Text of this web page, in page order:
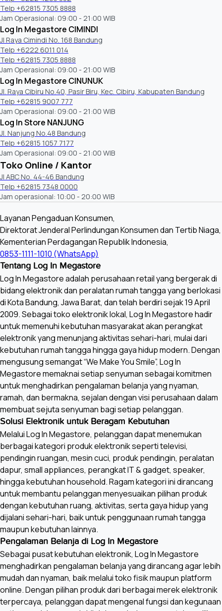
Telp +62815 7305 8888
Jam Operasional: 09:00 - 21:00 WIB
Log In Megastore CIMINDI
Jl Raya Cimindi No. 168 Bandung
Telp +6222 6011 014
Telp +62815 7305 8888
Jam Operasional: 09:00 - 21:00 WIB
Log In Megastore CINUNUK
Jl. Raya Cibiru No.40, Pasir Biru, Kec. Cibiru, Kabupaten Bandung
Telp +62815 9007 777
Jam Operasional: 09:00 - 21:00 WIB
Log In Store NANJUNG
Jl. Nanjung No.48 Bandung
Telp +62815 1057 7177
Jam Operasional: 09:00 - 21:00 WIB
Toko Online / Kantor
Jl ABC No. 44-46 Bandung
Telp +62815 7348 0000
Jam operasional: 10:00 - 20:00 WIB
Layanan Pengaduan Konsumen,
Direktorat Jenderal Perlindungan Konsumen dan Tertib Niaga,
Kementerian Perdagangan Republik Indonesia,
0853-1111-1010 (WhatsApp)
Tentang Log In Megastore
Log In Megastore adalah perusahaan retail yang bergerak di
bidang elektronik dan peralatan rumah tangga yang berlokasi
di Kota Bandung, Jawa Barat, dan telah berdiri sejak 19 April
2009. Sebagai toko elektronik lokal, Log In Megastore hadir
untuk memenuhi kebutuhan masyarakat akan perangkat
elektronik yang menunjang aktivitas sehari-hari, mulai dari
kebutuhan rumah tangga hingga gaya hidup modern. Dengan
mengusung semangat “We Make You Smile”, Log In
Megastore memaknai setiap senyuman sebagai komitmen
untuk menghadirkan pengalaman belanja yang nyaman,
ramah, dan bermakna, sejalan dengan visi perusahaan dalam
membuat sejuta senyuman bagi setiap pelanggan.
Solusi Elektronik untuk Beragam Kebutuhan
Melalui Log In Megastore, pelanggan dapat menemukan
berbagai kategori produk elektronik seperti televisi,
pendingin ruangan, mesin cuci, produk pendingin, peralatan
dapur, small appliances, perangkat IT & gadget, speaker,
hingga kebutuhan household. Ragam kategori ini dirancang
untuk membantu pelanggan menyesuaikan pilihan produk
dengan kebutuhan ruang, aktivitas, serta gaya hidup yang
dijalani sehari-hari, baik untuk penggunaan rumah tangga
maupun kebutuhan lainnya.
Pengalaman Belanja di Log In Megastore
Sebagai pusat kebutuhan elektronik, Log In Megastore
menghadirkan pengalaman belanja yang dirancang agar lebih
mudah dan nyaman, baik melalui toko fisik maupun platform
online. Dengan pilihan produk dari berbagai merek elektronik
terpercaya, pelanggan dapat mengenal fungsi dan kegunaan